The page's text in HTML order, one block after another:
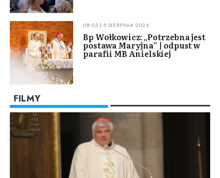
08:03 | 5 SIERPNIA 2026
Bp Wołkowicz: „Potrzebna jest
postawa Maryjna” | odpust w
parafii MB Anielskiej
FILMY